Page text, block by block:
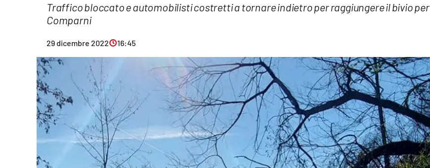
Traffico bloccato e automobilisti costretti a tornare indietro per raggiungere il bivio per
Comparni
29 dicembre 2022 16:45